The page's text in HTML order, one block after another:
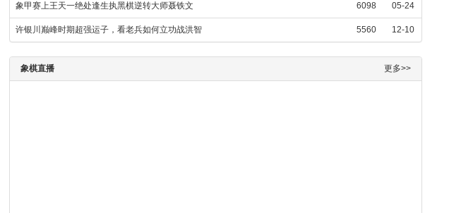
象甲赛上王天一绝处逢生执黑棋逆转大师聂铁文 6098 05-24
许银川巅峰时期超强运子，看老兵如何立功战洪智 5560 12-10
象棋直播 更多>>